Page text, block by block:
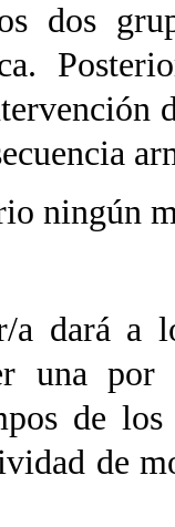
ningún
a
una
de
de